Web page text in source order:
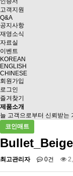
고객지원
Q&A
공지사항
재영소식
자료실
이벤트
KOREAN
ENGLISH
CHINESE
회원가입
로그인
즐겨찾기
제품소개
늘 고객으로부터 신뢰받는
코인매트
Bullet_Beige
최고관리자 0건